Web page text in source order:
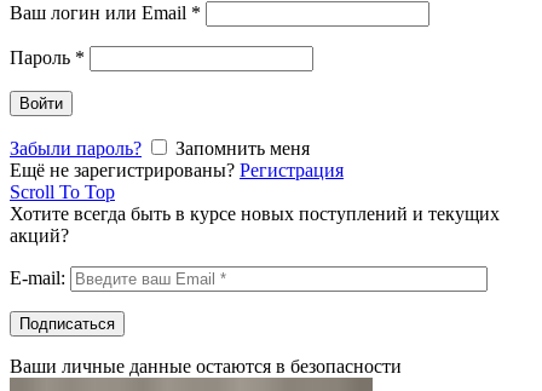
Ваш логин или Email *
Пароль *
Войти
Забыли пароль?
Запомнить меня
Ещё не зарегистрированы? Регистрация
Scroll To Top
Хотите всегда быть в курсе новых поступлений и текущих
акций?
E-mail:
Ваши личные данные остаются в безопасности